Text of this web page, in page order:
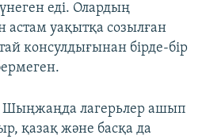
еді. Олардың
уақытқа созылған
консулдығынан бірде-бір
Шыңжаңда лагерьлер ашып
қазақ және басқа да